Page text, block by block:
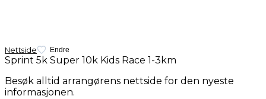
Nettside Endre
Sprint 5k Super 10k Kids Race 1-3km
Besøk alltid arrangørens nettside for den nyeste
informasjonen.